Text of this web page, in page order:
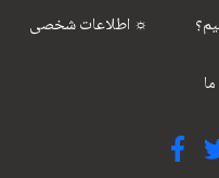
اطلاعات شخصی ☼